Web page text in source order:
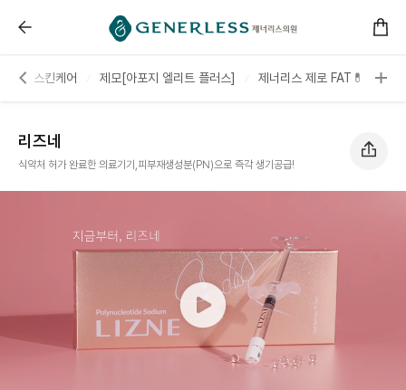
리즈네 :: 연신내피부과
스킨케어 제모[아포지 엘리트 플러스] 제너리스 제로 FAT💊
리즈네
식약처 허가 완료한 의료기기,피부재생성분(PN)으로 즉각 생기공급!